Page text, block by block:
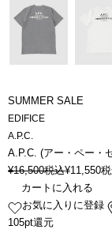
SUMMER SALE
EDIFICE
A.P.C.
A.P.C. (アー・ペー・
¥16,500税込¥11,550
カートに入れる
お気に入りに登録
105pt還元